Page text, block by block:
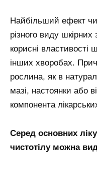
Найбільший ефект
різного виду
корисні властивості
інших хворобах.
рослина, як в
мазі, настоянки або
компонента
Серед основних
чистотілу можна